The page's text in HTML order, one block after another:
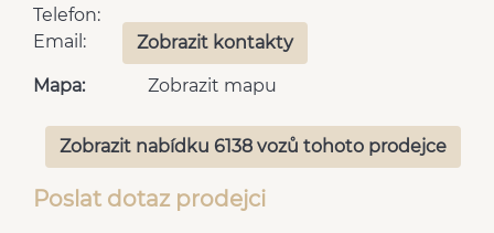
Telefon:
Email:
Zobrazit kontakty
Mapa: Zobrazit mapu
Zobrazit nabídku 6138 vozů tohoto prodejce
Poslat dotaz prodejci